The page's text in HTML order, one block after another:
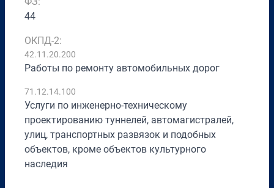
44
ОКПД-2:
42.11.20.200
Работы по ремонту автомобильных дорог
71.12.14.100
Услуги по инженерно-техническому
проектированию туннелей, автомагистралей,
улиц, транспортных развязок и подобных
объектов, кроме объектов культурного
наследия